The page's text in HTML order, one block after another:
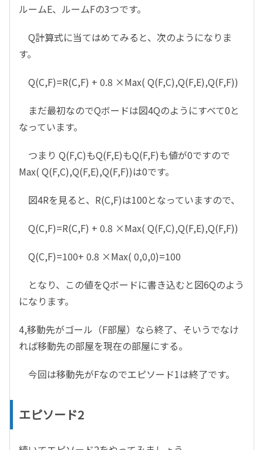
ルームE、ルームFの3つです。
Q計算式に当てはめてみると、次のようになりま
す。
Q(C,F)=R(C,F) + 0.8 ×Max( Q(F,C),Q(F,E),Q(F,F))
まだ最初なのでQボードは図4Qのようにすべて0と
なっています。
つまり Q(F,C)もQ(F,E)もQ(F,F)も値が0ですので
Max( Q(F,C),Q(F,E),Q(F,F))は0です。
図4Rを見ると、R(C,F)は100となっていますので、
Q(C,F)=R(C,F) + 0.8 ×Max( Q(F,C),Q(F,E),Q(F,F))
Q(C,F)=100+ 0.8 ×Max( 0,0,0)=100
となり、この値をQボードに書き込むと図6Qのよう
になります。
4,移動先がゴール（F部屋）なら終了、そいうでなけ
れば移動先の部屋を現在の部屋にする。
今回は移動先がFなのでエピソード1は終了です。
エピソード2